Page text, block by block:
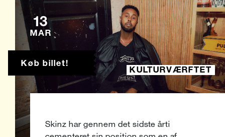
Køb billet!
13
MAR
KULTURVÆRFTET
Skinz har gennem det sidste årti